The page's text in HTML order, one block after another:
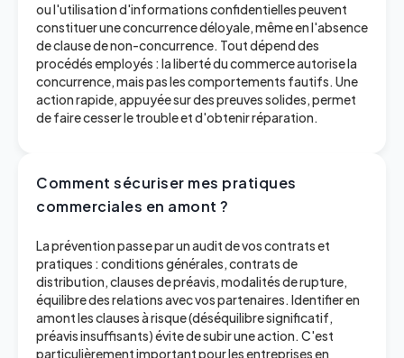
ou l'utilisation d'informations confidentielles peuvent
constituer une concurrence déloyale, même en l'absence
de clause de non-concurrence. Tout dépend des
procédés employés : la liberté du commerce autorise la
concurrence, mais pas les comportements fautifs. Une
action rapide, appuyée sur des preuves solides, permet
de faire cesser le trouble et d'obtenir réparation.
Comment sécuriser mes pratiques
commerciales en amont ?
La prévention passe par un audit de vos contrats et
pratiques : conditions générales, contrats de
distribution, clauses de préavis, modalités de rupture,
équilibre des relations avec vos partenaires. Identifier en
amont les clauses à risque (déséquilibre significatif,
préavis insuffisants) évite de subir une action. C'est
particulièrement important pour les entreprises en